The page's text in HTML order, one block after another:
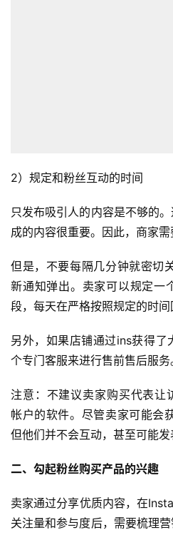
2）规定和粉丝互动的时间
只发布吸引人的内容是不够的
成的内容很重要。因此，商家需
但是，不要每隔几分钟就密切
新通知弹出。卖家可以规定一
段，每天在严格按照规定的时间
另外，如果店铺通过ins获得了
个专门客服来进行售前售后服务
注意：不建议卖家购买代表让
帐户的软件。尽管卖家可能会
但他们并不会互动，甚至可能发
二、勾起粉丝购买产品的兴趣
卖家通过分享优质内容，在
关注量和参与度后，需要梳理